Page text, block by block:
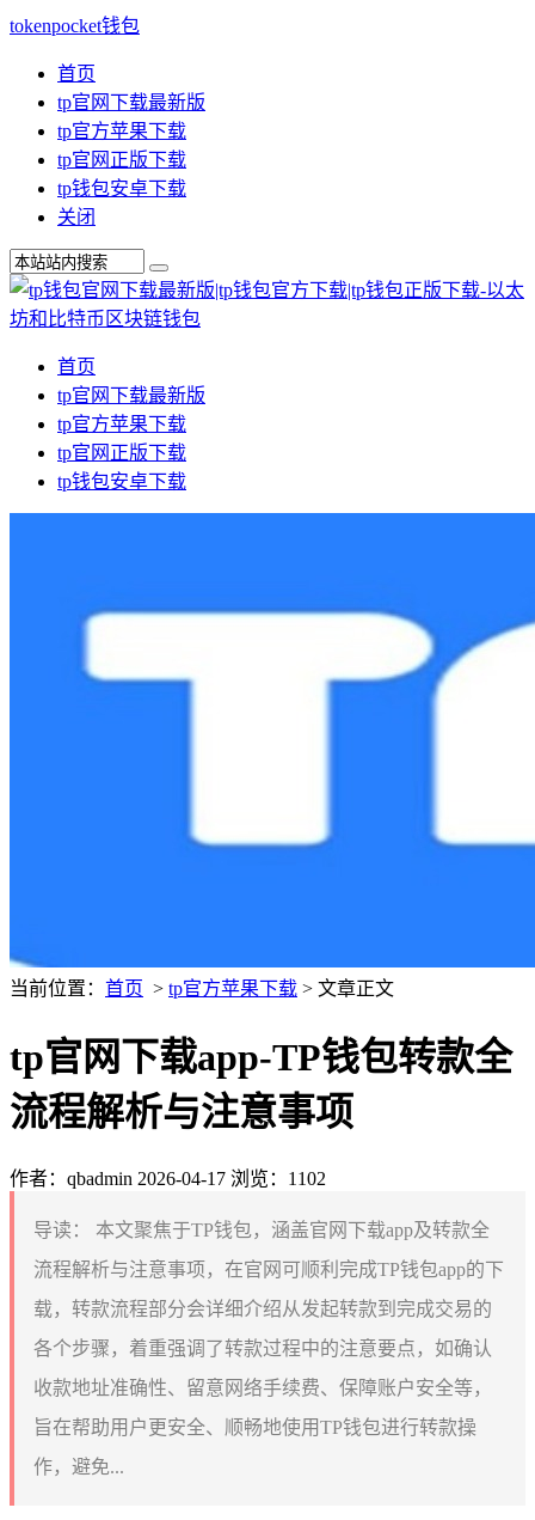
tokenpocket钱包
首页
tp官网下载最新版
tp官方苹果下载
tp官网正版下载
tp钱包安卓下载
关闭
首页
tp官网下载最新版
tp官方苹果下载
tp官网正版下载
tp钱包安卓下载
当前位置： 首页 > tp官方苹果下载 > 文章正文
tp官网下载app-TP钱包转款全
流程解析与注意事项
作者：qbadmin 2026-04-17 浏览：1102
导读：
本文聚焦于TP钱包，涵盖官网下载app及转款全
流程解析与注意事项，在官网可顺利完成TP钱包app的下
载，转款流程部分会详细介绍从发起转款到完成交易的
各个步骤，着重强调了转款过程中的注意要点，如确认
收款地址准确性、留意网络手续费、保障账户安全等，
旨在帮助用户更安全、顺畅地使用TP钱包进行转款操
作，避免...